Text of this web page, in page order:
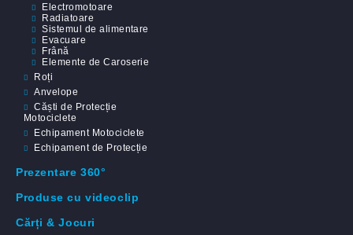
Electromotoare
Radiatoare
Sistemul de alimentare
Evacuare
Frână
Elemente de Caroserie
Roți
Anvelope
Căști de Protecție
Motociclete
Echipament Motociclete
Echipament de Protecție
Prezentare 360°
Produse cu videoclip
Cărți & Jocuri